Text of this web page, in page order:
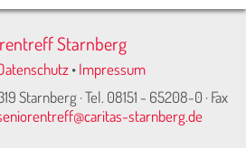
Starnberg
•Impressum
Starnberg · Tel. 08151 - 65208-0 · Fax
starnberg.de